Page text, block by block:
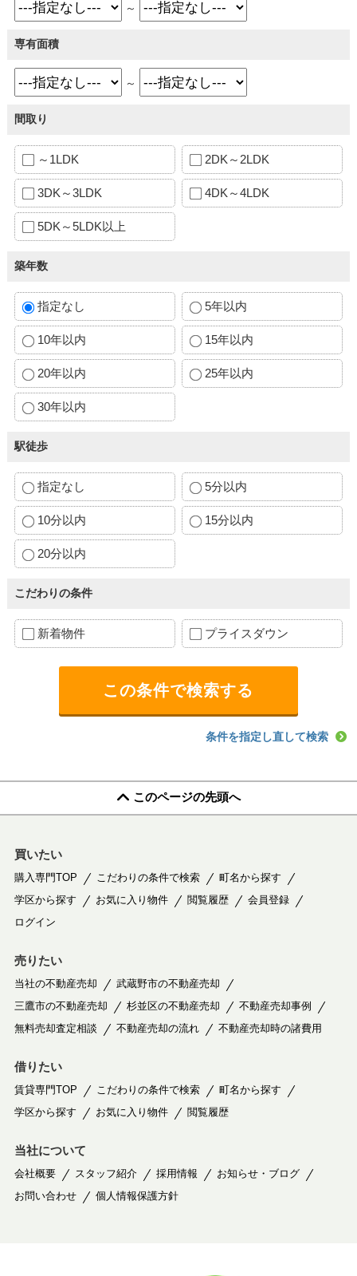
～
専有面積
～
間取り
～1LDK 2DK～2LDK
3DK～3LDK 4DK～4LDK
5DK～5LDK以上
築年数
指定なし 5年以内
10年以内 15年以内
20年以内 25年以内
30年以内
駅徒歩
指定なし 5分以内
10分以内 15分以内
20分以内
こだわりの条件
新着物件 プライスダウン
条件を指定し直して検索
このページの先頭へ
買いたい
購入専門TOP こだわりの条件で検索
町名から探す
学区から探す
お気に入り物件 閲覧履歴
会員登録
ログイン
売りたい
当社の不動産売却
武蔵野市の不動産売却
三鷹市の不動産売却
杉並区の不動産売却
不動産売却事例
無料売却査定相談
不動産売却の流れ 不動産売却時の諸費用
借りたい
賃貸専門TOP こだわりの条件で検索
町名から探す
学区から探す
お気に入り物件 閲覧履歴
当社について
会社概要 スタッフ紹介 採用情報
お知らせ・ブログ
お問い合わせ
個人情報保護方針